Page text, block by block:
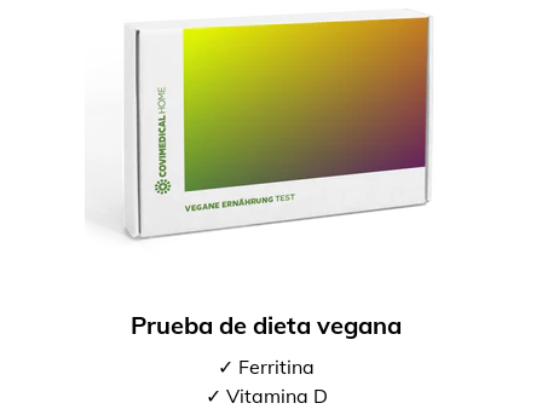
Prueba de dieta vegana
✓ Ferritina
✓ Vitamina D